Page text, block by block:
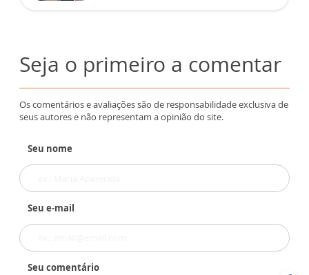
Seja o primeiro a comentar
Os comentários e avaliações são de responsabilidade exclusiva de
seus autores e não representam a opinião do site.
Seu nome
Seu e-mail
Seu comentário